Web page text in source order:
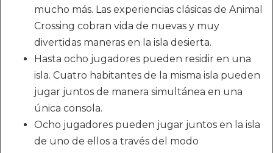
mucho más. Las experiencias clásicas de Animal
Crossing cobran vida de nuevas y muy
divertidas maneras en la isla desierta.
Hasta ocho jugadores pueden residir en una
isla. Cuatro habitantes de la misma isla pueden
jugar juntos de manera simultánea en una
única consola.
Ocho jugadores pueden jugar juntos en la isla
de uno de ellos a través del modo